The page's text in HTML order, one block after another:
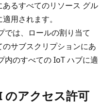
るすべてのリソース グル
用されます。
では、ロールの割り当て
サブスクリプションにあ
内のすべての IoT ハブに適
アクセス許可